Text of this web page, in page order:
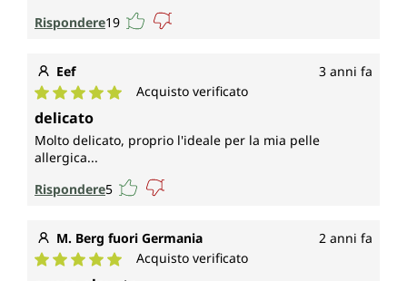
Rispondere19
Eef 3 anni fa
Valutazione media di 5 su 5 stelle
Acquisto verificato
delicato
Molto delicato, proprio l'ideale per la mia pelle
allergica...
Rispondere5
M. Berg fuori Germania 2 anni fa
Valutazione media di 5 su 5 stelle
Acquisto verificato